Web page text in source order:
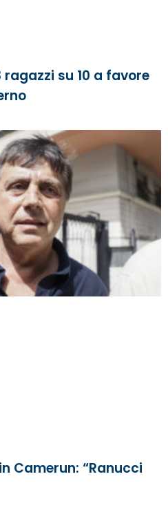
su 10 a favore
Camerun: “Ranucci